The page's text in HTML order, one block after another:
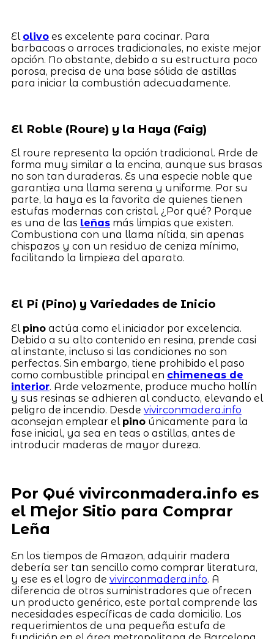
El olivoes excelente para cocinar. Para
barbacoas o arroces tradicionales, no existe mejor
opción. No obstante, debido a su estructura poco
porosa, precisa de una base sólida de astillas
para iniciar la combustión adecuadamente.
El Roble (Roure) y la Haya (Faig)
El roure representa la opción tradicional. Arde de
forma muy similar a la encina, aunque sus brasas
no son tan duraderas. Es una especie noble que
garantiza una llama serena y uniforme. Por su
parte, la haya es la favorita de quienes tienen
estufas modernas con cristal. ¿Por qué? Porque
es una de las leñasmás limpias que existen.
Combustiona con una llama nítida, sin apenas
chispazos y con un residuo de ceniza mínimo,
facilitando la limpieza del aparato.
El Pi (Pino) y Variedades de Inicio
El pinoactúa como el iniciador por excelencia.
Debido a su alto contenido en resina, prende casi
al instante, incluso si las condiciones no son
perfectas. Sin embargo, tiene prohibido el paso
como combustible principal en chimeneas de
interior. Arde velozmente, produce mucho hollín
y sus resinas se adhieren al conducto, elevando el
peligro de incendio. Desde vivirconmadera.info
aconsejan emplear el pinoúnicamente para la
fase inicial, ya sea en teas o astillas, antes de
introducir maderas de mayor dureza.
Por Qué vivirconmadera.info es
el Mejor Sitio para Comprar
Leña
En los tiempos de Amazon, adquirir madera
debería ser tan sencillo como comprar literatura,
y ese es el logro de vivirconmadera.info. A
diferencia de otros suministradores que ofrecen
un producto genérico, este portal comprende las
necesidades específicas de cada domicilio. Los
requerimientos de una pequeña estufa de